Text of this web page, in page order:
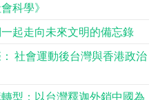
科學》
起走向未來文明的備忘錄
社會運動後台灣與香港政治
型：以台灣釋迦外銷中國為